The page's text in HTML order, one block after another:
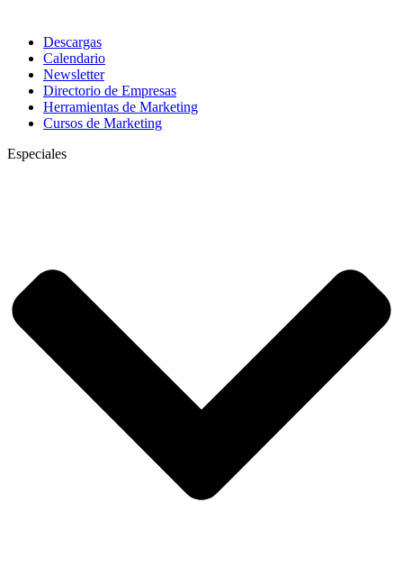
Descargas
Calendario
Newsletter
Directorio de Empresas
Herramientas de Marketing
Cursos de Marketing
Especiales